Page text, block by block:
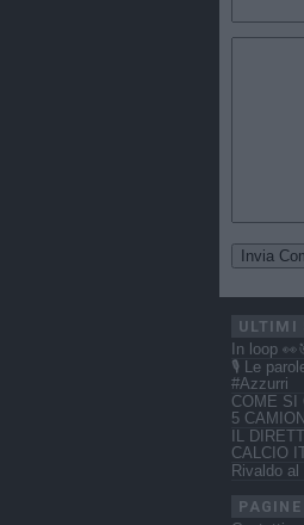
ULTIMI
In loop
🎙️ Le
#Azzurri
COME SI
5
IL
CALCIO
Rivaldo
PAGINE